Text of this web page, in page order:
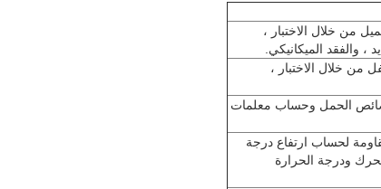
من خلال الاختبار ،
والفقد الميكانيكي.
من خلال الاختبار ،
الحمل وحساب معلمات
لحساب ارتفاع درجة
ودرجة الحرارة